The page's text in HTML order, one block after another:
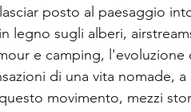
posto al paesaggio
legno sugli alberi,
e camping, l'evoluzione
di una vita nomade,
movimento, mezzi